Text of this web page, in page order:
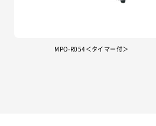
MPO-R054＜タイマー付＞